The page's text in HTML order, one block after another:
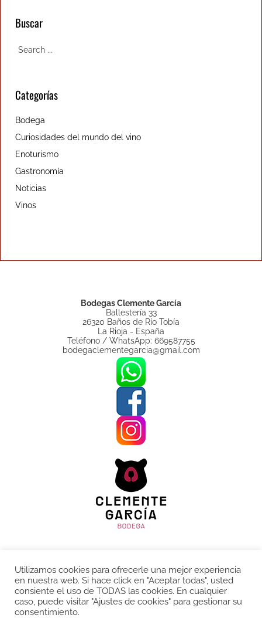
Buscar
Categorías
Bodega
Curiosidades del mundo del vino
Enoturismo
Gastronomía
Noticias
Vinos
Bodegas Clemente García
Ballestería 33
26320 Baños de Río Tobía
La Rioja - España
Teléfono / WhatsApp: 669587755
bodegaclementegarcia@gmail.com
Aviso legal
Política de Privacidad
Política de Cookies
Condiciones de venta
Utilizamos cookies para ofrecerle una mejor experiencia
en nuestra web. Si hace click en "Aceptar todas", usted
consiente el uso de TODAS las cookies. En cualquier
caso, puede visitar "Ajustes de cookies" para gestionar su
consentimiento.